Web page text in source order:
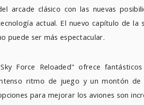
arcade clásico con las nuevas
actual. El nuevo capítulo de la
puede ser más espectacular.
Force Reloaded" ofrece
ritmo de juego y un montón de
para mejorar los aviones son